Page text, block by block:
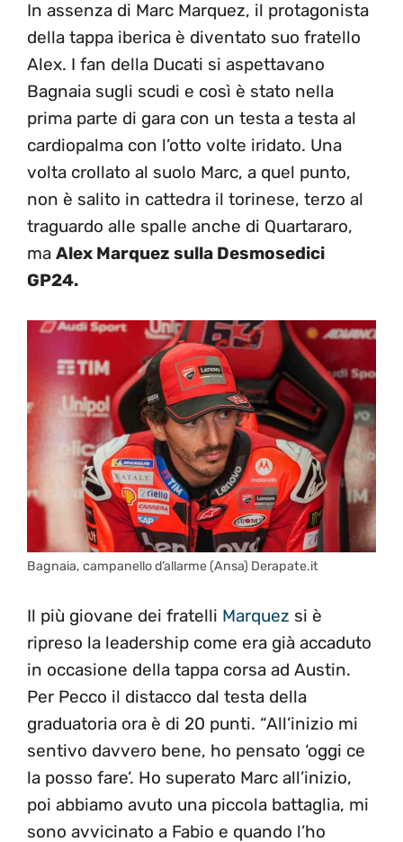
In assenza di Marc Marquez, il protagonista
della tappa iberica è diventato suo fratello
Alex. I fan della Ducati si aspettavano
Bagnaia sugli scudi e così è stato nella
prima parte di gara con un testa a testa al
cardiopalma con l’otto volte iridato. Una
volta crollato al suolo Marc, a quel punto,
non è salito in cattedra il torinese, terzo al
traguardo alle spalle anche di Quartararo,
ma Alex Marquez sulla Desmosedici
GP24.
Bagnaia, campanello d’allarme (Ansa) Derapate.it
Il più giovane dei fratelli Marquez si è
ripreso la leadership come era già accaduto
in occasione della tappa corsa ad Austin.
Per Pecco il distacco dal testa della
graduatoria ora è di 20 punti. “All’inizio mi
sentivo davvero bene, ho pensato ‘oggi ce
la posso fare’. Ho superato Marc all’inizio,
poi abbiamo avuto una piccola battaglia, mi
sono avvicinato a Fabio e quando l’ho